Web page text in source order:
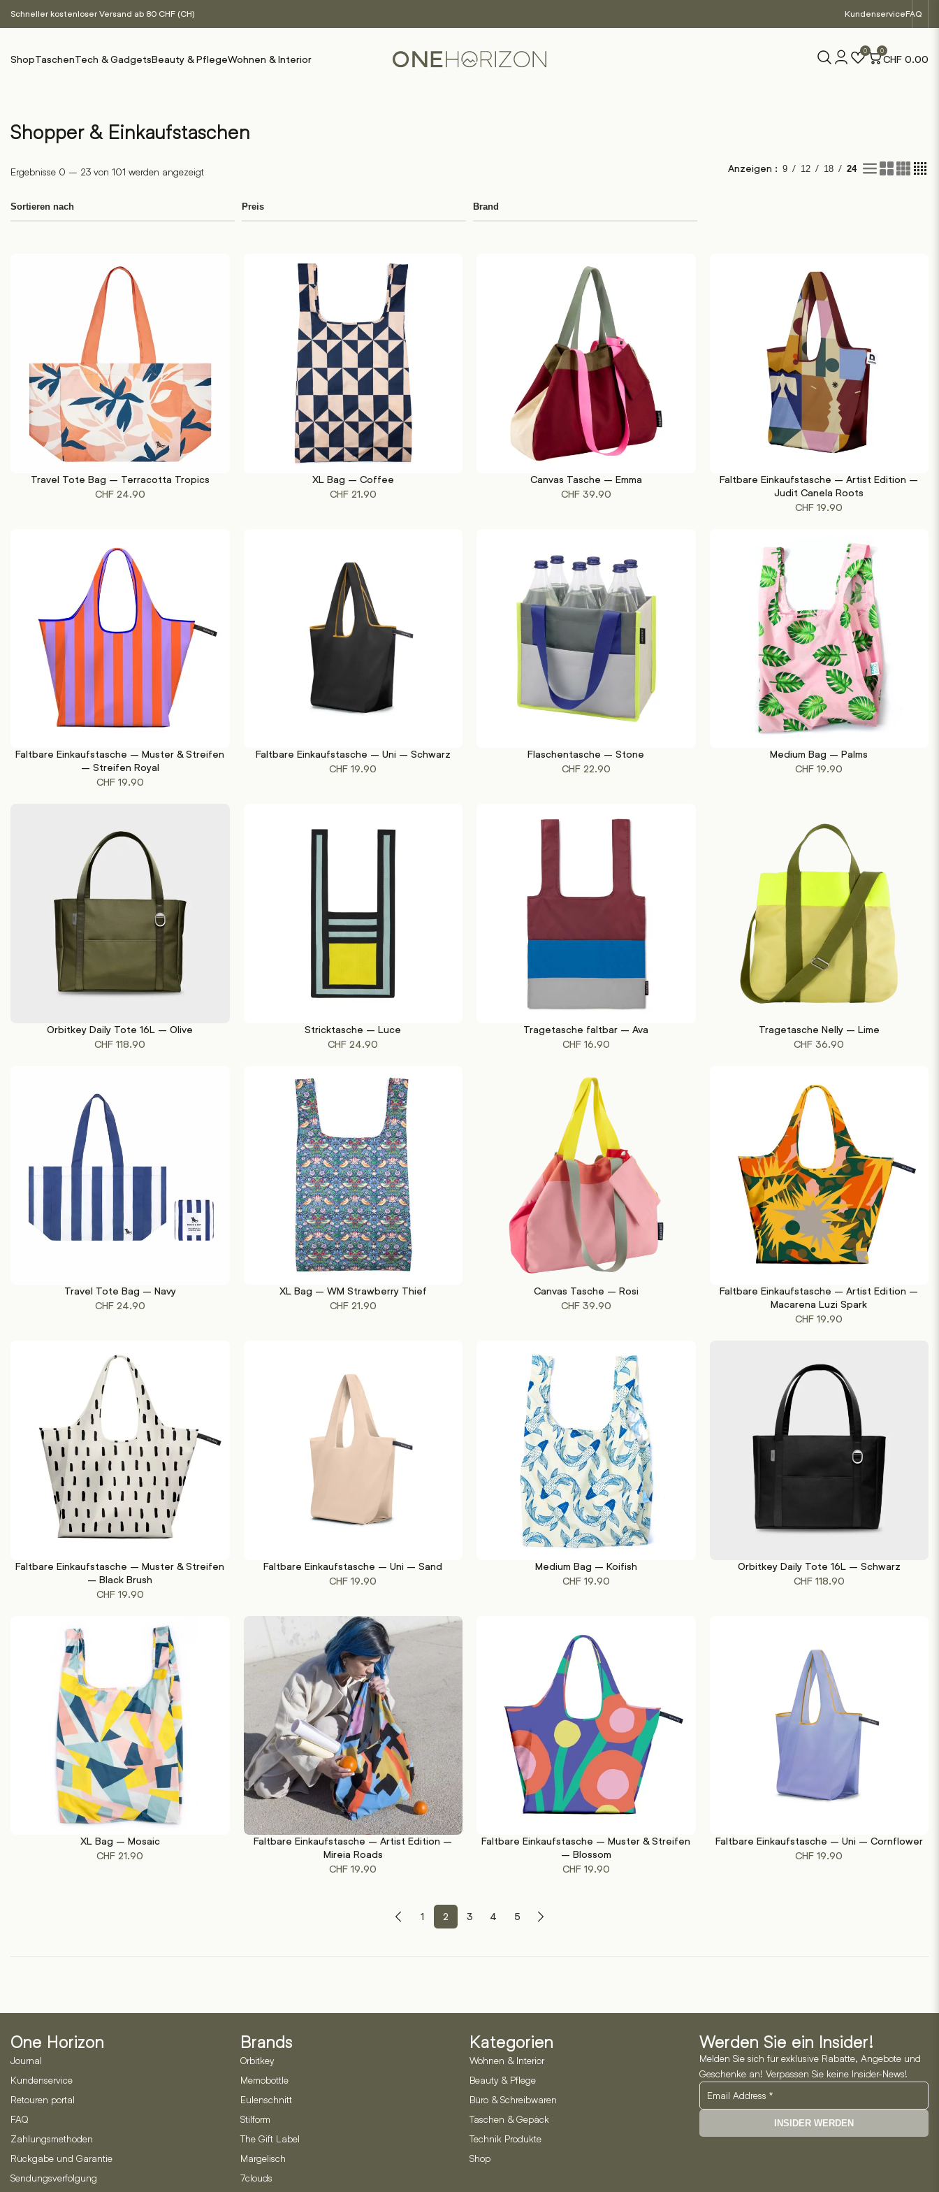
Schneller kostenloser Versand ab 80 CHF (CH) KundenserviceFAQ
ShopTaschenTech & GadgetsBeauty & PflegeWohnen & Interior
0 0
CHF 0.00
Shopper & Einkaufstaschen
Ergebnisse 0 – 23 von 101 werden angezeigt Anzeigen : 9 / 12 / 18 / 24
Sortieren nach Preis Brand
IN DEN WARENKORB
Travel Tote Bag – Terracotta Tropics
CHF24.90
XL Bag – Coffee
CHF21.90
Canvas Tasche – Emma
CHF39.90
IN DEN WARENKORB
Faltbare Einkaufstasche – Artist Edition –
Judit Canela Roots
CHF 19.90
IN DEN WARENKORB
Faltbare Einkaufstasche – Muster & Streifen
– Streifen Royal
CHF19.90
Faltbare Einkaufstasche – Uni – Schwarz
CHF 19.90
Flaschentasche – Stone
CHF22.90
Medium Bag – Palms
CHF 19.90
IN DEN WARENKORB
Orbitkey Daily Tote 16L – Olive
CHF 118.90
Stricktasche – Luce
CHF 24.90
IN DEN WARENKORB
Tragetasche faltbar – Ava
CHF16.90
IN DEN WARENKORB
Tragetasche Nelly – Lime
CHF 36.90
Travel Tote Bag – Navy
CHF24.90
IN DEN WARENKORB
XL Bag – WM Strawberry Thief
CHF21.90
Canvas Tasche – Rosi
CHF39.90
IN DEN WARENKORB
Faltbare Einkaufstasche – Artist Edition –
Macarena Luzi Spark
CHF 19.90
IN DEN WARENKORB
Faltbare Einkaufstasche – Muster & Streifen
– Black Brush
CHF19.90
Faltbare Einkaufstasche – Uni – Sand
CHF 19.90
Medium Bag – Koifish
CHF19.90
IN DEN WARENKORB
Orbitkey Daily Tote 16L – Schwarz
CHF118.90
XL Bag – Mosaic
CHF 21.90
IN DEN WARENKORB
Faltbare Einkaufstasche – Artist Edition –
Mireia Roads
CHF 19.90
Faltbare Einkaufstasche – Muster & Streifen
– Blossom
CHF19.90
Faltbare Einkaufstasche – Uni – Cornflower
CHF 19.90
1 2 3 4 5
One Horizon
Journal
Kundenservice
Retouren portal
FAQ
Zahlungsmethoden
Rückgabe und Garantie
Sendungsverfolgung
Brands
Orbitkey
Memobottle
Eulenschnitt
Stilform
The Gift Label
Margelisch
7clouds
Kategorien
Wohnen & Interior
Beauty & Pflege
Büro & Schreibwaren
Taschen & Gepäck
Technik Produkte
Shop
Werden Sie ein Insider!
Melden Sie sich für exklusive Rabatte, Angebote und
Geschenke an! Verpassen Sie keine Insider-News!
INSIDER WERDEN